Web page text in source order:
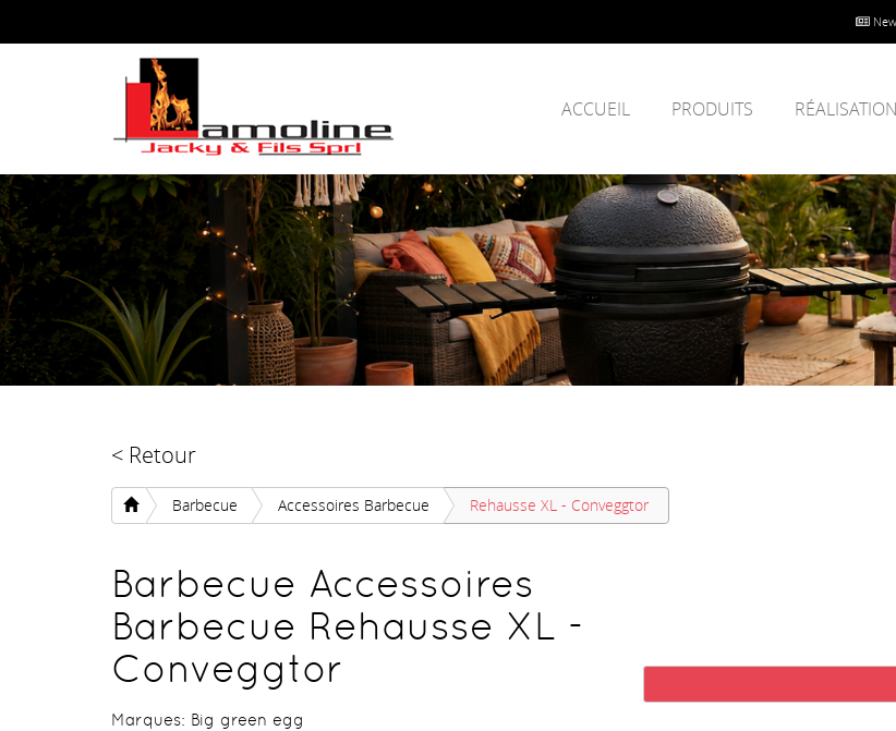
ACCUEIL PRODUITS
< Retour
Barbecue Accessoires Barbecue Rehausse XL - Conveggtor
Barbecue Accessoires
Barbecue Rehausse XL -
Conveggtor
Marques: Big green egg